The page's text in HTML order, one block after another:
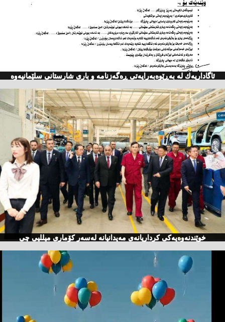
ئاگاداریه‌ك له‌ به‌ڕێوه‌به‌رایه‌تی ڕه‌گه‌زنامه‌ و باری شارستانی سلێمانیه‌وه‌
خوێندنەوەیەكی كرداریانەی مەیدانیانە لەسەر كۆماری میللیی چی